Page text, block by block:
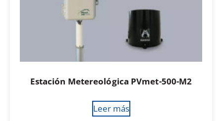
Estación Metereológica PVmet-500-M2
Leer más